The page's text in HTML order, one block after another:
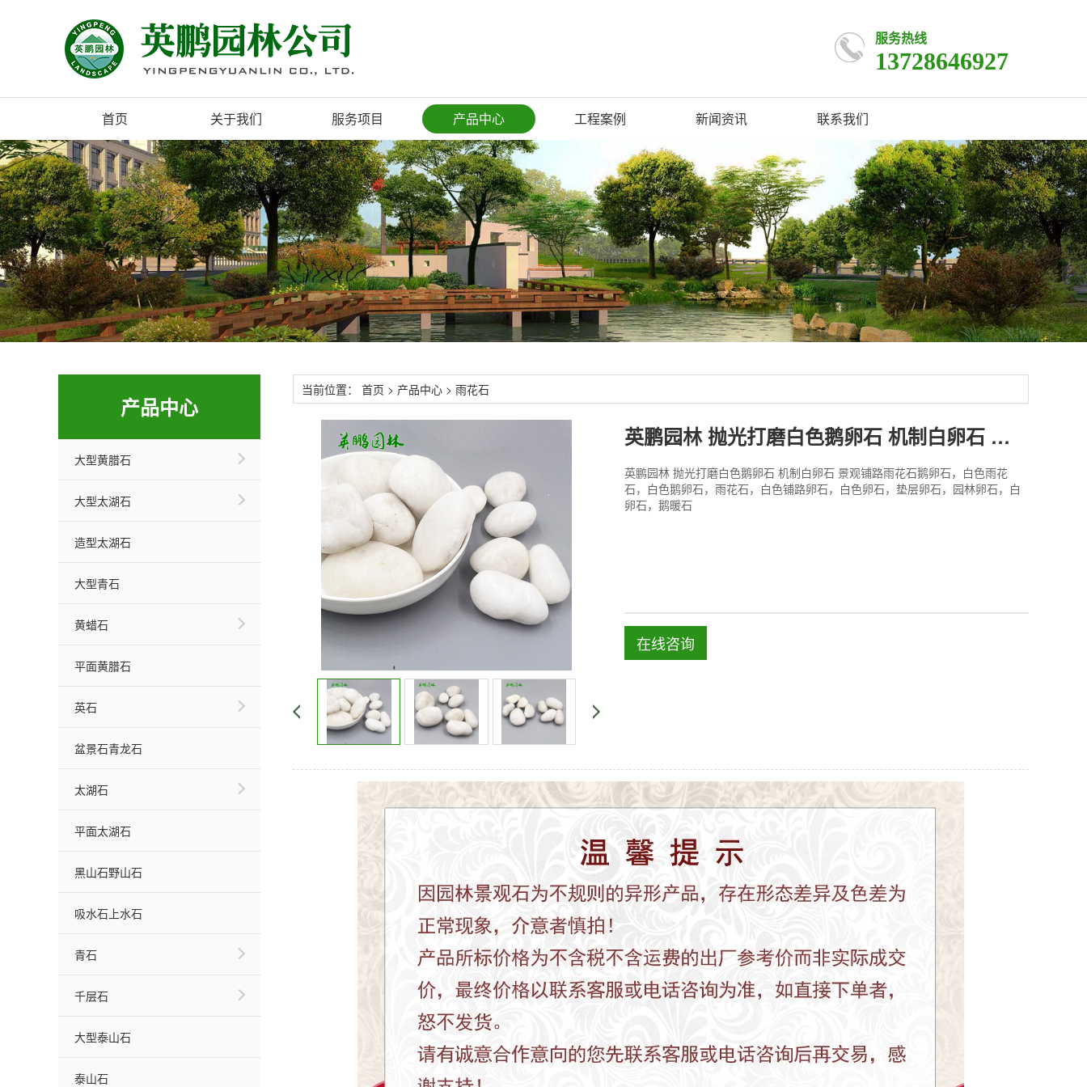
服务热线
13728646927
首页 关于我们 服务项目 产品中心 工程案例 新闻资讯 联系我们
产品中心
大型黄腊石
大型太湖石
造型太湖石
大型青石
黄蜡石
平面黄腊石
英石
盆景石青龙石
太湖石
平面太湖石
黑山石野山石
吸水石上水石
青石
千层石
大型泰山石
泰山石
当前位置： 首页 > 产品中心 > 雨花石
英鹏园林 抛光打磨白色鹅卵石 机制白卵石 景观铺路雨花石
英鹏园林 抛光打磨白色鹅卵石 机制白卵石 景观铺路雨花石鹅卵石，白色雨花
石，白色鹅卵石，雨花石，白色铺路卵石，白色卵石，垫层卵石，园林卵石，白
卵石，鹅暖石
在线咨询